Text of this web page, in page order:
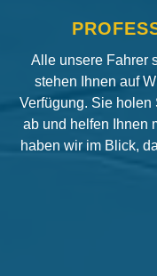
Alle unsere Fahrer
stehen Ihnen auf
Verfügung. Sie holen
ab und helfen Ihnen
haben wir im Blick,